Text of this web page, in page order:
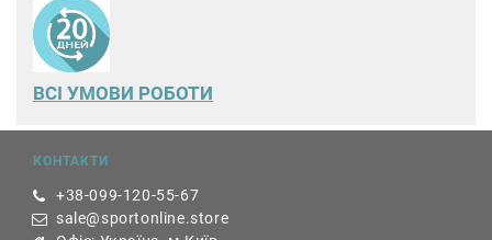
ВСІ УМОВИ РОБОТИ
КОНТАКТИ
+38-099-120-55-67
sale@sportonline.store